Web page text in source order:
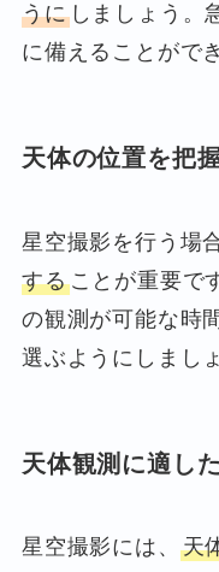
うにしましょう。
に備えることがで
天体の位置を把
星空撮影を行う場合
することが重要で
の観測が可能な時
選ぶようにしまし
天体観測に適し
星空撮影には、 天